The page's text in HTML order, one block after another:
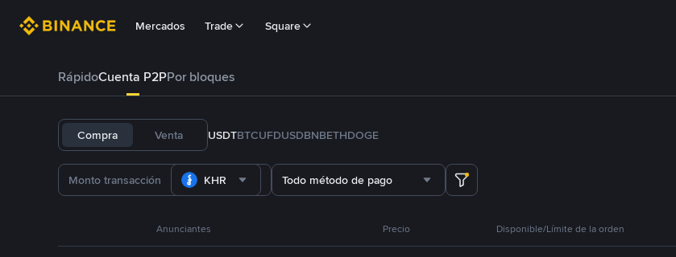
Mercados Trade Square
RápidoCuenta P2PPor bloques
Compra Venta USDTBTCUFDUSDBNBETHDOGE
KHR Todo método de pago
Anunciantes Precio Disponible/Límite de la orden